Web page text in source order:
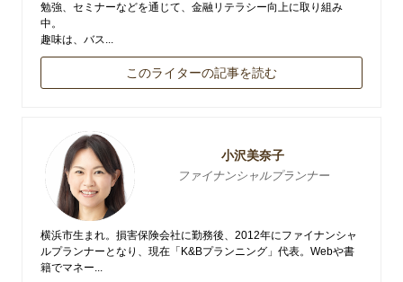
勉強、セミナーなどを通じて、金融リテラシー向上に取り組み
中。
趣味は、バス...
このライターの記事を読む
小沢美奈子
ファイナンシャルプランナー
横浜市生まれ。損害保険会社に勤務後、2012年にファイナンシャ
ルプランナーとなり、現在「K&Bプランニング」代表。Webや書
籍でマネー...